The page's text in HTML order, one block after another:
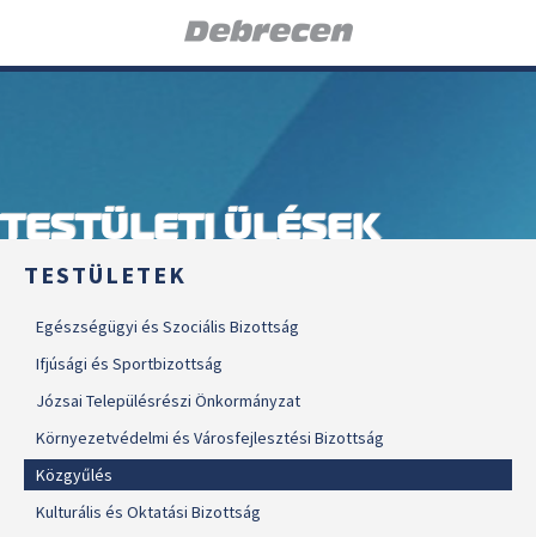
TESTÜLETI ÜLÉSEK
TESTÜLETEK
Egészségügyi és Szociális Bizottság
Ifjúsági és Sportbizottság
Józsai Településrészi Önkormányzat
Környezetvédelmi és Városfejlesztési Bizottság
Közgyűlés
Kulturális és Oktatási Bizottság